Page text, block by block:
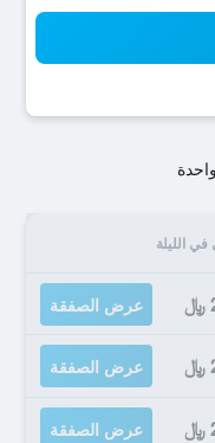
في الليلة
عرض الصفقة
عرض الصفقة
عرض الصفقة